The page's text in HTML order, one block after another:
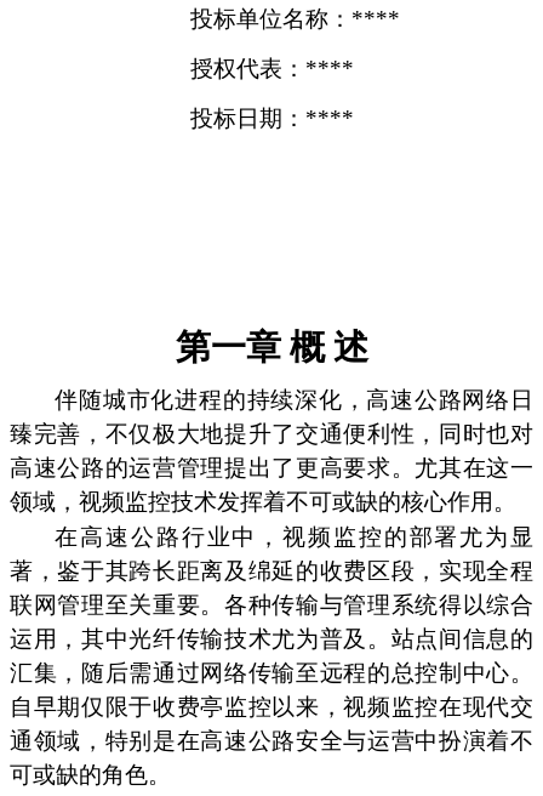
投标单位名称：****
授权代表：****
投标日期：****
第一章 概 述
伴随城市化进程的持续深化，高速公路网络日
臻完善，不仅极大地提升了交通便利性，同时也对
高速公路的运营管理提出了更高要求。尤其在这一
领域，视频监控技术发挥着不可或缺的核心作用。
在高速公路行业中，视频监控的部署尤为显
著，鉴于其跨长距离及绵延的收费区段，实现全程
联网管理至关重要。各种传输与管理系统得以综合
运用，其中光纤传输技术尤为普及。站点间信息的
汇集，随后需通过网络传输至远程的总控制中心。
自早期仅限于收费亭监控以来，视频监控在现代交
通领域，特别是在高速公路安全与运营中扮演着不
可或缺的角色。